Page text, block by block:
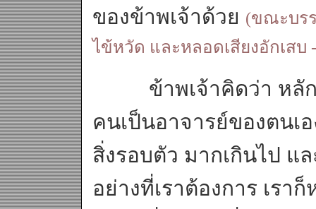
ของข้าพเจ้าด้วย (ขณะบร
ไข้หวัด และหลอดเสียงอักเสบ
ข้าพเจ้าคิดว่า หลักก
คนเป็นอาจารย์ของตนเ
สิ่งรอบตัว มากเกินไป แ
อย่างที่เราต้องการ เรา